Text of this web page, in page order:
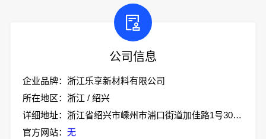
公司信息
企业品牌：浙江乐享新材料有限公司
所在地区：浙江 / 绍兴
详细地址：浙江省绍兴市嵊州市浦口街道加佳路1号305室
官方网站： 无